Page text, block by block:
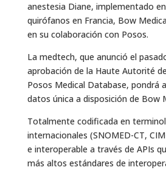
anestesia Diane, implementado
quirófanos en Francia, Bow
en su colaboración con Posos.
La medtech, que anunció el
aprobación de la Haute Autorité
Posos Medical Database, pondrá
datos única a disposición de Bow
Totalmente codificada en
internacionales (SNOMED-CT,
e interoperable a través de APIs
más altos estándares de